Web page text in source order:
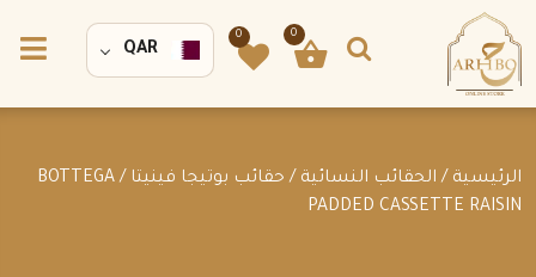
0
0
QAR
الرئيسية / الحقائب النسائية / حقائب بوتيجا فينيتا
/ BOTTEGA
PADDED CASSETTE RAISIN